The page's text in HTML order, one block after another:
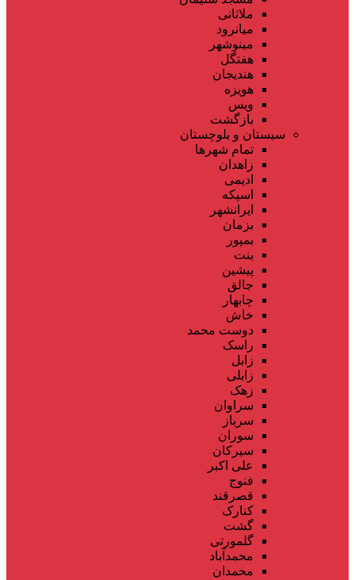
ملاثانی
میانرود
مینوشهر
هفتگل
هندیجان
هویزه
ویس
بازگشت
سیستان و بلوچستان
تمام شهر‌ها
زاهدان
ادیمی
اسپکه
ایرانشهر
بزمان
بمپور
بنت
پیشین
جالق
چابهار
خاش
دوست محمد
راسک
زابل
زابلی
زهک
سراوان
سرباز
سوران
سیرکان
علی اکبر
فنوج
قصرقند
کنارک
گشت
گلمورتی
محمدآباد
محمدان